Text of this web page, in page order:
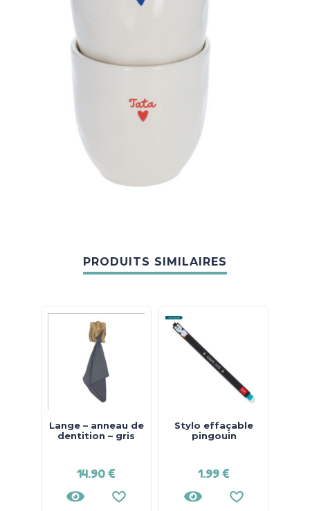
PRODUITS SIMILAIRES
Lange – anneau de
dentition – gris
14.90€
Stylo effaçable
pingouin
1.99€